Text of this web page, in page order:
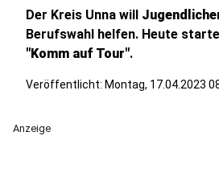
Der Kreis Unna will
Berufswahl helfen. Heute
"Komm auf Tour".
Veröffentlicht: Montag, 17.04.2023
Anzeige